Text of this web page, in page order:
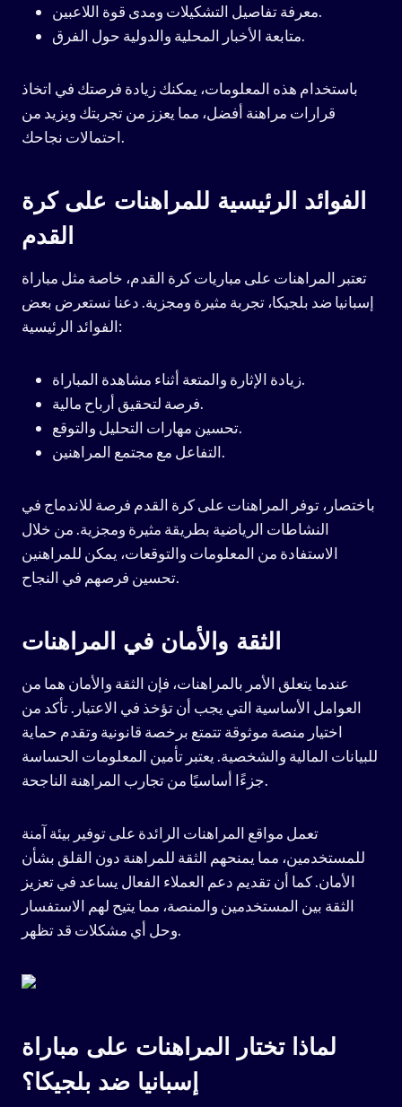
معرفة تفاصيل التشكيلات ومدى قوة اللاعبين.
متابعة الأخبار المحلية والدولية حول الفرق.
باستخدام هذه المعلومات، يمكنك زيادة فرصتك في اتخاذ
قرارات مراهنة أفضل، مما يعزز من تجربتك ويزيد من
احتمالات نجاحك.
الفوائد الرئيسية للمراهنات على كرة
القدم
تعتبر المراهنات على مباريات كرة القدم، خاصة مثل مباراة
إسبانيا ضد بلجيكا، تجربة مثيرة ومجزية. دعنا نستعرض بعض
الفوائد الرئيسية:
زيادة الإثارة والمتعة أثناء مشاهدة المباراة.
فرصة لتحقيق أرباح مالية.
تحسين مهارات التحليل والتوقع.
التفاعل مع مجتمع المراهنين.
باختصار، توفر المراهنات على كرة القدم فرصة للاندماج في
النشاطات الرياضية بطريقة مثيرة ومجزية. من خلال
الاستفادة من المعلومات والتوقعات، يمكن للمراهنين
تحسين فرصهم في النجاح.
الثقة والأمان في المراهنات
عندما يتعلق الأمر بالمراهنات، فإن الثقة والأمان هما من
العوامل الأساسية التي يجب أن تؤخذ في الاعتبار. تأكد من
اختيار منصة موثوقة تتمتع برخصة قانونية وتقدم حماية
للبيانات المالية والشخصية. يعتبر تأمين المعلومات الحساسة
جزءًا أساسيًا من تجارب المراهنة الناجحة.
تعمل مواقع المراهنات الرائدة على توفير بيئة آمنة
للمستخدمين، مما يمنحهم الثقة للمراهنة دون القلق بشأن
الأمان. كما أن تقديم دعم العملاء الفعال يساعد في تعزيز
الثقة بين المستخدمين والمنصة، مما يتيح لهم الاستفسار
وحل أي مشكلات قد تظهر.
لماذا تختار المراهنات على مباراة
إسبانيا ضد بلجيكا؟